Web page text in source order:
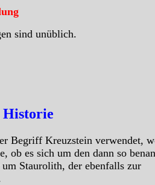
sind unüblich.
Historie
Begriff Kreuzstein verwendet,
ob es sich um den dann so
Staurolith, der ebenfalls zur